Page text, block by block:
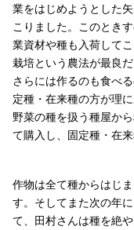
業をはじめようとした
こりました。このとき
業資材や種も入荷して
栽培という農法が最良
さらには作るのも食べ
定種・在来種の方が理
野菜の種を扱う種屋か
て購入し、固定種・在
作物は全て種からはじ
す。そしてまた次の年
て、田村さんは種を絶